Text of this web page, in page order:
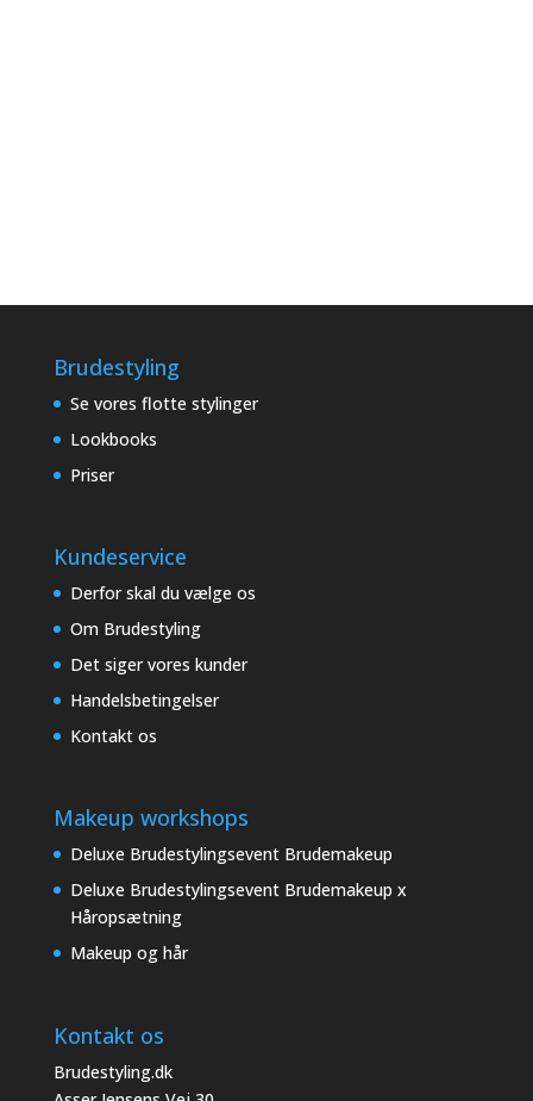
Brudestyling
Se vores flotte stylinger
Lookbooks
Priser
Kundeservice
Derfor skal du vælge os
Om Brudestyling
Det siger vores kunder
Handelsbetingelser
Kontakt os
Makeup workshops
Deluxe Brudestylingsevent Brudemakeup
Deluxe Brudestylingsevent Brudemakeup x
Håropsætning
Makeup og hår
Kontakt os
Brudestyling.dk